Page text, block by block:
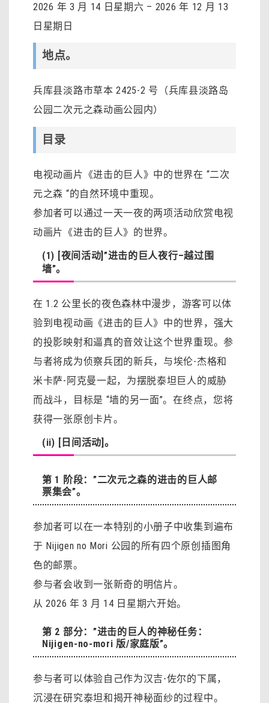
2026 年 3 月 14 日星期六 – 2026 年 12 月 13
日星期日
地点。
兵库县淡路市草本 2425-2 号（兵库县淡路岛
公园二次元之森动画公园内）
目录
电视动画片《进击的巨人》中的世界在 “二次
元之森 “的自然环境中重现。
参加者可以通过一天一夜的两项活动欣赏电视
动画片《进击的巨人》的世界。
(1) [夜间活动]”进击的巨人夜行–越过围
墙”。
在 1.2 公里长的夜色森林中漫步，游客可以体
验到电视动画《进击的巨人》中的世界，强大
的投影映射和逼真的音效让这个世界重现。参
与者将成为侦察兵团的新兵，与埃伦-杰格和
米卡萨-阿克曼一起，为摆脱泰坦巨人的威胁
而战斗，目标是 “墙的另一面”。在终点，您将
获得一张原创卡片。
(ii) [日间活动]。
第 1 阶段：”二次元之森的进击的巨人邮
票集会”。
参加者可以在一本特别的小册子中收集到遍布
于 Nijigen no Mori 公园的所有四个原创插图角
色的邮票。
参与者会收到一张新奇的明信片。
从 2026 年 3 月 14 日星期六开始。
第 2 部分：”进击的巨人的神秘任务：
Nijigen-no-mori 版/家庭版”。
参与者可以体验自己作为汉吉-佐尔的下属，
沉浸在研究泰坦和揭开神秘面纱的过程中。